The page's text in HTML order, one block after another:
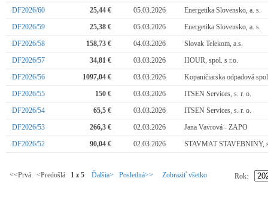
DF2026/60
25,44 € 05.03.2026
Energetika Slovensko, a. s.
DF2026/59
25,38 € 05.03.2026
Energetika Slovensko, a. s.
DF2026/58
158,73 € 04.03.2026
Slovak Telekom, a.s.
DF2026/57
34,81 € 03.03.2026
HOUR, spol. s r.o.
DF2026/56
1097,04 € 03.03.2026
Kopaničiarska odpadová
DF2026/55
150 € 03.03.2026
ITSEN Services, s. r. o.
DF2026/54
65,5 € 03.03.2026
ITSEN Services, s. r. o.
DF2026/53
266,3 € 02.03.2026
Jana Vavrová - ZAPO
DF2026/52
90,04 € 02.03.2026 STAVMAT STAVEBNINY,
<<Prvá <Predošlá 1 z 5 Ďalšia> Posledná>> Zobraziť všetko Rok: